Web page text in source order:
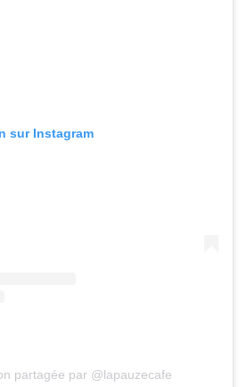
sur Instagram
partagée par @lapauzecafe